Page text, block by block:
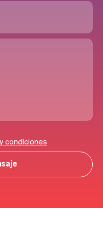
condiciones